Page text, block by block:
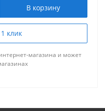
В корзину
клик
магазина и может